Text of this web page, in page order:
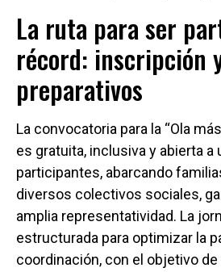
La ruta para ser
récord: inscripción
preparativos
La convocatoria para la “Ola
es gratuita, inclusiva y abierta a
participantes, abarcando
diversos colectivos sociales,
amplia representatividad. La
estructurada para optimizar la
coordinación, con el objetivo